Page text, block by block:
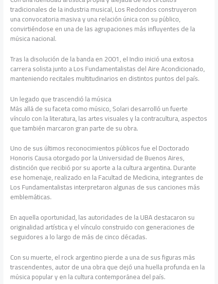
tradicionales de la industria musical, Los Redondos construyeron
una convocatoria masiva y una relación única con su público,
convirtiéndose en una de las agrupaciones más influyentes de la
música nacional.
Tras la disolución de la banda en 2001, el Indio inició una exitosa
carrera solista junto a Los Fundamentalistas del Aire Acondicionado,
manteniendo recitales multitudinarios en distintos puntos del país.
Un legado que trascendió la música
Más allá de su faceta como músico, Solari desarrolló un fuerte
vínculo con la literatura, las artes visuales y la contracultura, aspectos
que también marcaron gran parte de su obra.
Uno de sus últimos reconocimientos públicos fue el Doctorado
Honoris Causa otorgado por la Universidad de Buenos Aires,
distinción que recibió por su aporte a la cultura argentina. Durante
ese homenaje, realizado en la Facultad de Medicina, integrantes de
Los Fundamentalistas interpretaron algunas de sus canciones más
emblemáticas.
En aquella oportunidad, las autoridades de la UBA destacaron su
originalidad artística y el vínculo construido con generaciones de
seguidores a lo largo de más de cinco décadas.
Con su muerte, el rock argentino pierde a una de sus figuras más
trascendentes, autor de una obra que dejó una huella profunda en la
música popular y en la cultura contemporánea del país.